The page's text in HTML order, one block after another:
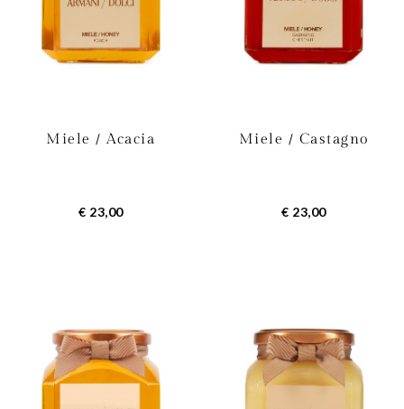
Miele / Acacia
€ 23,00
Miele / Castagno
€ 23,00